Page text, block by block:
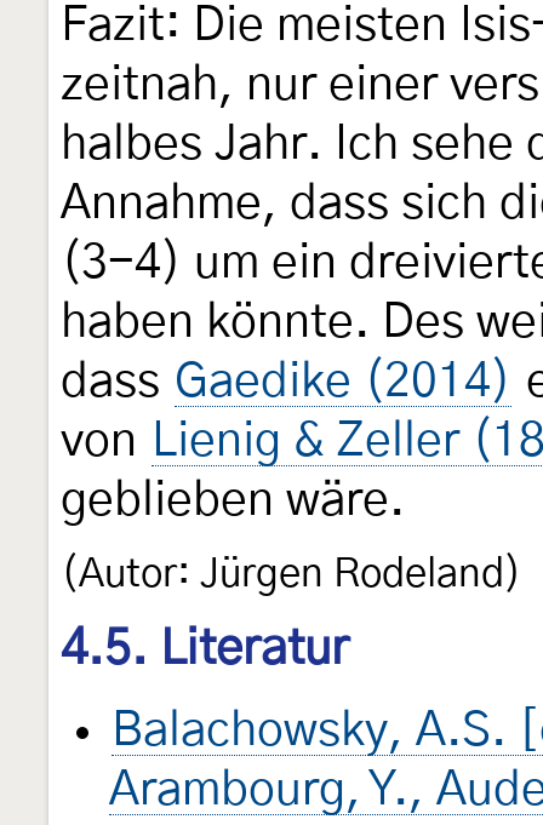
Fazit: Die meisten
zeitnah, nur einer
halbes Jahr. Ich sehe
Annahme, dass sich
(3-4) um ein
haben könnte. Des
dass Gaedike (2014)
von Lienig & Zeller
geblieben wäre.
(Autor: Jürgen Rodeland)
4.5. Literatur
Balachowsky, A.S.
Arambourg, Y.,